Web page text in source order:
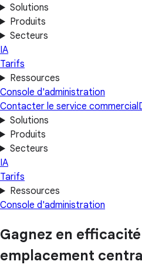
Solutions
Produits
Secteurs
IA
Tarifs
Ressources
Console d'administration
Contacter le service commercial
Solutions
Produits
Secteurs
IA
Tarifs
Ressources
Console d'administration
Gagnez en
emplacement